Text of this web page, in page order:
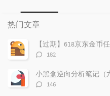
热
门
文
章
热门文章
【过期】618京东金币
评
数：
182
小黑盒逆向分析笔记（
评
146